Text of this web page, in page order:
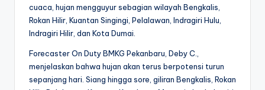
cuaca, hujan mengguyur sebagian wilayah Bengkalis,
Rokan Hilir, Kuantan Singingi, Pelalawan, Indragiri Hulu,
Indragiri Hilir, dan Kota Dumai.
Forecaster On Duty BMKG Pekanbaru, Deby C.,
menjelaskan bahwa hujan akan terus berpotensi turun
sepanjang hari. Siang hingga sore, giliran Bengkalis, Rokan